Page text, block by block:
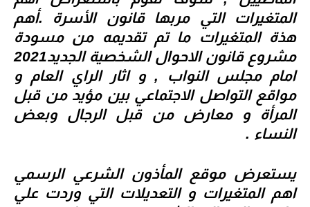
المتغيرات التي مربها قانون الأسرة .أهم
هذة المتغيرات ما تم تقديمه من مسودة
مشروع قانون الاحوال الشخصية الجديد2021
امام مجلس النواب , و اثار الراي العام و
مواقع التواصل الاجتماعي بين مؤيد من قبل
المرأة و معارض من قبل الرجال وبعض
النساء .
يستعرض موقعالمأذون الشرعي الرسمي
اهم المتغيرات و التعديلات التي وردت علي